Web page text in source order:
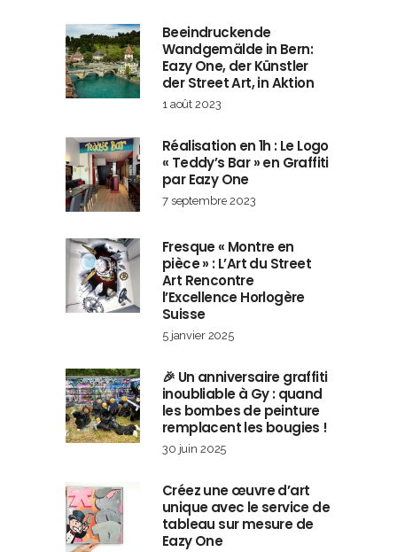
Beeindruckende
Wandgemälde in Bern:
Eazy One, der Künstler
der Street Art, in Aktion
1 août 2023
Réalisation en 1h : Le Logo
« Teddy’s Bar » en Graffiti
par Eazy One
7 septembre 2023
Fresque « Montre en
pièce » : L’Art du Street
Art Rencontre
l’Excellence Horlogère
Suisse
5 janvier 2025
🎉 Un anniversaire graffiti
inoubliable à Gy : quand
les bombes de peinture
remplacent les bougies !
30 juin 2025
Créez une œuvre d’art
unique avec le service de
tableau sur mesure de
Eazy One